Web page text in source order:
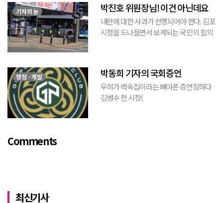
민(惑...
기자의 눈 박진호 위원장님! 이건 아닌데요
내란에 대한 사과가 선행되어야 한다. 김포
시청을 드나들면서 보게되는 국민의 힘의
이 하...
행정 · 개발 박동희 기자의 국회증언
무허가 백숙집이라는 뼈아픈 증언장하다
김병수 전 시장(
Comments
최신기사